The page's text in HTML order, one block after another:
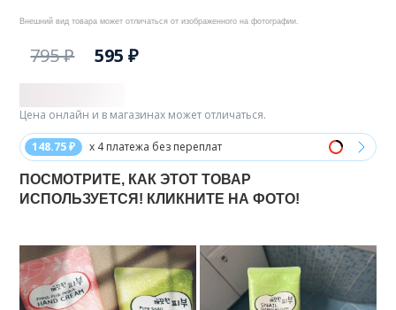
Внешний вид товара может отличаться от изображенного на фотографии.
795 ₽ 595 ₽
148.75 ₽ x 4 платежа без переплат
Цена онлайн и в магазинах может отличаться.
ПОСМОТРИТЕ, КАК ЭТОТ ТОВАР
ИСПОЛЬЗУЕТСЯ! КЛИКНИТЕ НА ФОТО!